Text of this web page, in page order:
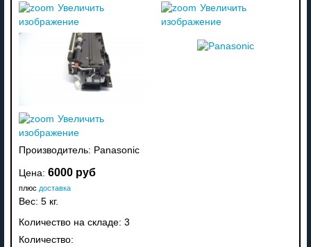
Увеличить
изображение
Увеличить
изображение
Увеличить
изображение
Производитель: Panasonic
Цена: 6000 руб
плюс доставка
Вес: 5 кг.
Количество на складе: 3
Количество: